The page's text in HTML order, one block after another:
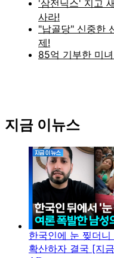
지금 이뉴스
한국인에 눈 찢더
확산하자 결국 [지